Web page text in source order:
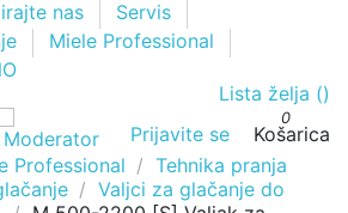
nas
Servis
Miele Professional
Lista želja ()
Prijavite se
0
Košarica
Professional
Tehnika pranja
Valjci za glačanje do